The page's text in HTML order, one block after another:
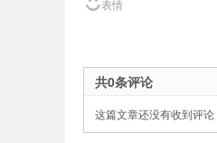
表情
共0条评论
这篇文章还没有收到评